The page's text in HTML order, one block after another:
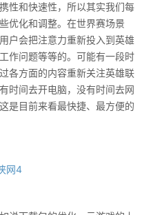
和快速性，所以其实我们每
优化和调整。在世界赛场景
户会把注意力重新投入到英雄
作问题等等的。可能有一段时
各方面的内容重新关注英雄联
时间去开电脑，没有时间去网
是目前来看最快捷、最方便的